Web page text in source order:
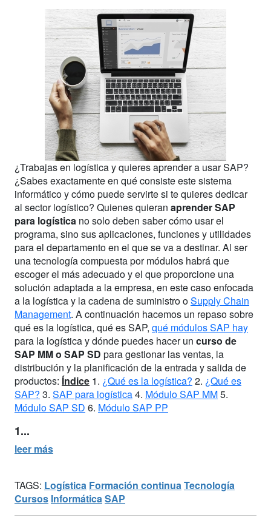
¿Trabajas en logística y quieres aprender a usar SAP?
¿Sabes exactamente en qué consiste este sistema
informático y cómo puede servirte si te quieres dedicar
al sector logístico? Quienes quieran aprender SAP
para logística no solo deben saber cómo usar el
programa, sino sus aplicaciones, funciones y utilidades
para el departamento en el que se va a destinar. Al ser
una tecnología compuesta por módulos habrá que
escoger el más adecuado y el que proporcione una
solución adaptada a la empresa, en este caso enfocada
a la logística y la cadena de suministro oSupply Chain
Management. A continuación hacemos un repaso sobre
qué es la logística, qué es SAP, qué módulos SAP hay
para la logística y dónde puedes hacer un curso de
SAP MM o SAP SD para gestionar las ventas, la
distribución y la planificación de la entrada y salida de
productos: Índice 1. ¿Qué es la logística? 2. ¿Qué es
SAP? 3. SAP para logística4. Módulo SAP MM5.
Módulo SAP SD 6. Módulo SAP PP
1...
leer más
TAGS: Logística Formación continua Tecnología
Cursos Informática SAP